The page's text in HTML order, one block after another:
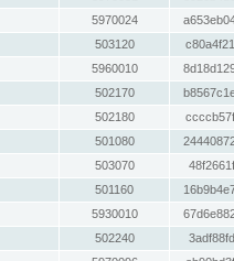
5970024
503120
5960010
502170
502180
501080
503070
501160
5930010
502240